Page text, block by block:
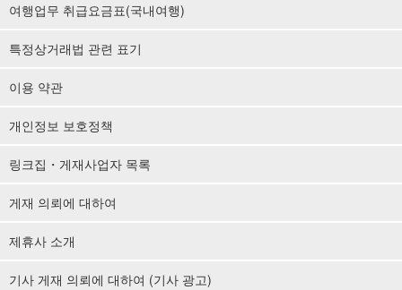
여행업무 취급요금표(국내여행)
특정상거래법 관련 표기
이용 약관
개인정보 보호정책
링크집・게재사업자 목록
게재 의뢰에 대하여
제휴사 소개
기사 게재 의뢰에 대하여 (기사 광고)